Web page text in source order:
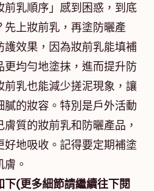
乳順序」感到困惑，到底
上妝前乳，再塗防曬產
護效果，因為妝前乳能填補
均勻地塗抹，進而提升防
前乳也能減少搓泥現象，讓
的妝容。特別是戶外活動
質的妝前乳和防曬產品，
好地吸收。記得要定期補塗
。
下(更多細節請繼續往下閱